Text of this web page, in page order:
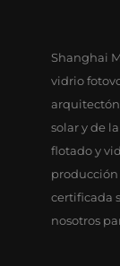
Shanghai
vidrio
solar y de
flotado y
certificada
nosotros